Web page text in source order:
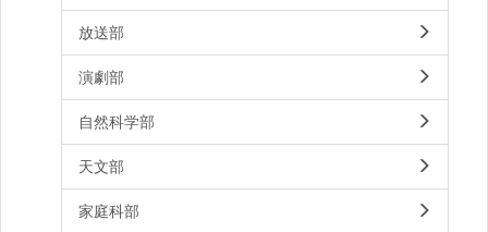
放送部
演劇部
自然科学部
天文部
家庭科部